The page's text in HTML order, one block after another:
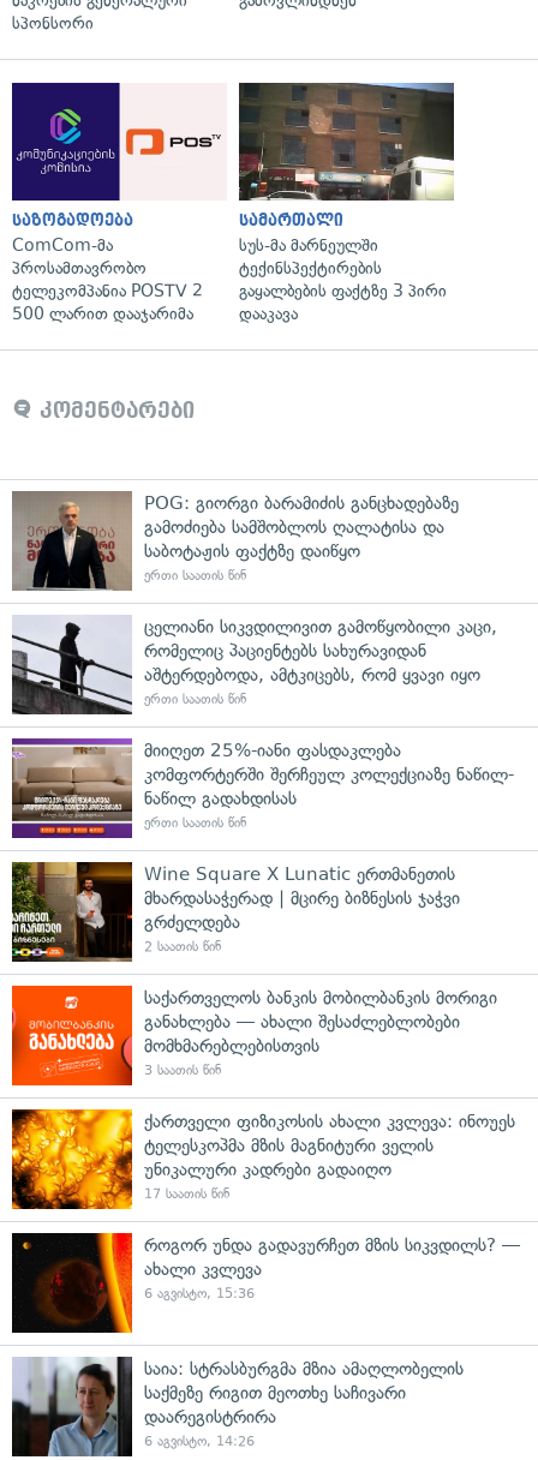
სპონსორი
საზოგადოება
ComCom-მა
პროსამთავრობო
ტელეკომპანია POSTV 2
500 ლარით დააჯარიმა
სამართალი
სუს-მა მარნეულში
ტექინსპექტირების
გაყალბების ფაქტზე 3 პირი
დააკავა
კომენტარები
POG: გიორგი ბარამიძის განცხადებაზე
გამოძიება სამშობლოს ღალატისა და
საბოტაჟის ფაქტზე დაიწყო
ერთი საათის წინ
ცელიანი სიკვდილივით გამოწყობილი კაცი,
რომელიც პაციენტებს სახურავიდან
აშტერდებოდა, ამტკიცებს, რომ ყვავი იყო
ერთი საათის წინ
მიიღეთ 25%-იანი ფასდაკლება
კომფორტერში შერჩეულ კოლექციაზე ნაწილ-
ნაწილ გადახდისას
ერთი საათის წინ
Wine Square X Lunatic ერთმანეთის
მხარდასაჭერად | მცირე ბიზნესის ჯაჭვი
გრძელდება
2 საათის წინ
საქართველოს ბანკის მობილბანკის მორიგი
განახლება — ახალი შესაძლებლობები
მომხმარებლებისთვის
3 საათის წინ
ქართველი ფიზიკოსის ახალი კვლევა: ინოუეს
ტელესკოპმა მზის მაგნიტური ველის
უნიკალური კადრები გადაიღო
17 საათის წინ
როგორ უნდა გადავურჩეთ მზის სიკვდილს? —
ახალი კვლევა
6 აგვისტო, 15:36
საია: სტრასბურგმა მზია ამაღლობელის
საქმეზე რიგით მეოთხე საჩივარი
დაარეგისტრირა
6 აგვისტო, 14:26